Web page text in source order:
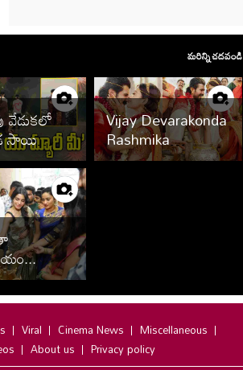
మరిన్ని చదవండి
వేడుకలో
సాయి
రెడ్డి..
Vijay Devarakonda
Rashmika
Wedding Photos
Viral Cinema News
Miscellaneous
About us Privacy policy